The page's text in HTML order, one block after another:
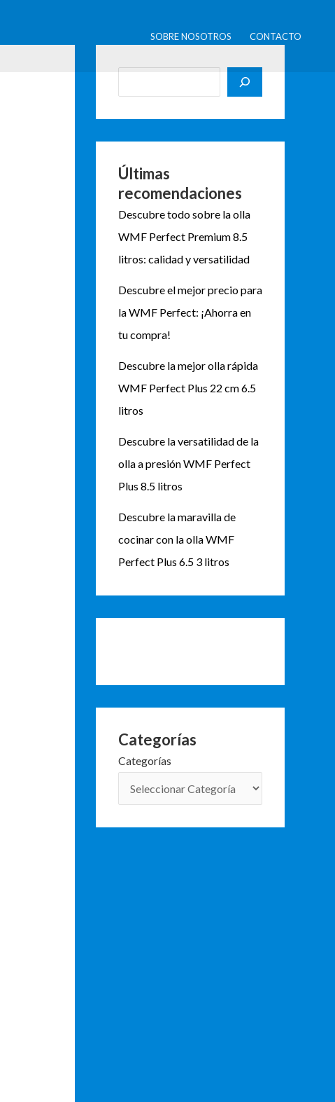
SOBRE NOSOTROS CONTACTO
a
r
Últimas
recomendaciones
Descubre todo sobre la olla
WMF Perfect Premium 8.5
litros: calidad y versatilidad
Descubre el mejor precio para
la WMF Perfect: ¡Ahorra en
tu compra!
Descubre la mejor olla rápida
WMF Perfect Plus 22 cm 6.5
litros
Descubre la versatilidad de la
olla a presión WMF Perfect
Plus 8.5 litros
Descubre la maravilla de
cocinar con la olla WMF
Perfect Plus 6.5 3 litros
Categorías
Categorías